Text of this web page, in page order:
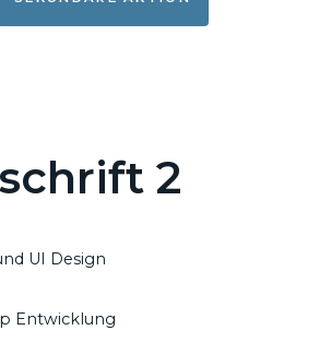
2
UI Design
Entwicklung